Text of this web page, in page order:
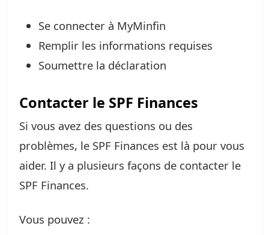
Se connecter à MyMinfin
Remplir les informations requises
Soumettre la déclaration
Contacter le SPF Finances
Si vous avez des questions ou des
problèmes, le SPF Finances est là pour vous
aider. Il y a plusieurs façons de contacter le
SPF Finances.
Vous pouvez :